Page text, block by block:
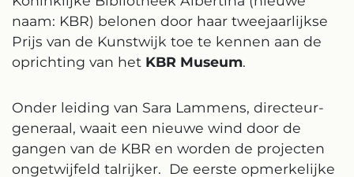
naam: KBR) belonen door haar tweejaarlijkse
Prijs van de Kunstwijk toe te kennen aan de
oprichting van het KBR Museum.
Onder leiding van Sara Lammens, directeur-
generaal, waait een nieuwe wind door de
gangen van de KBR en worden de projecten
ongetwijfeld talrijker. De eerste opmerkelijke